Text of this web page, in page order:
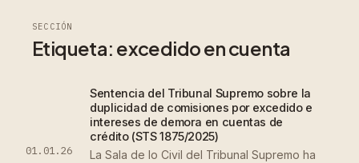
SECCIÓN
Etiqueta: excedido en cuenta
01.01.26
Sentencia del Tribunal Supremo sobre la
duplicidad de comisiones por excedido e
intereses de demora en cuentas de
crédito (STS 1875/2025)
La Sala de lo Civil del Tribunal Supremo ha